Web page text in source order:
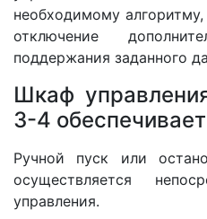
необходимому
отключение
поддержания заданного
Шкаф
3-4
Ручной пуск или
осуществляется
управления.